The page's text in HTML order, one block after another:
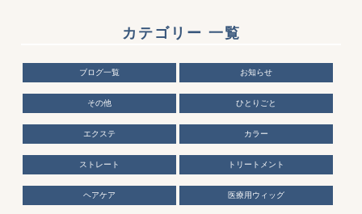
カテゴリー 一覧
ブログ一覧 お知らせ
その他 ひとりごと
エクステ カラー
ストレート トリートメント
ヘアケア 医療用ウィッグ